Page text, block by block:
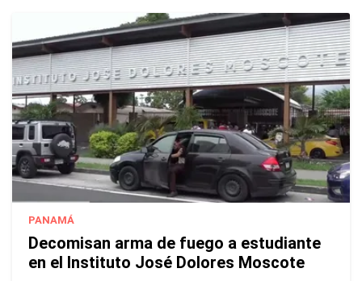
PANAMÁ
Decomisan arma de fuego a estudiante
en el Instituto José Dolores Moscote